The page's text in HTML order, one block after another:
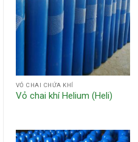
VỎ CHAI CHỨA KHÍ
Vỏ chai khí Helium (Heli)